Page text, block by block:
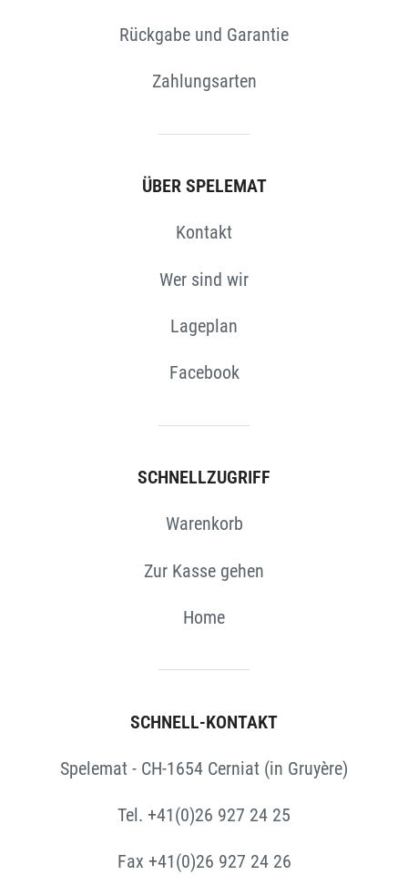
Rückgabe und Garantie
Zahlungsarten
ÜBER SPELEMAT
Kontakt
Wer sind wir
Lageplan
Facebook
SCHNELLZUGRIFF
Warenkorb
Zur Kasse gehen
Home
SCHNELL-KONTAKT
Spelemat - CH-1654 Cerniat (in Gruyère)
Tel. +41(0)26 927 24 25
Fax +41(0)26 927 24 26